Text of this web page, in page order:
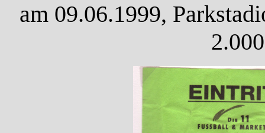
am 09.06.1999,